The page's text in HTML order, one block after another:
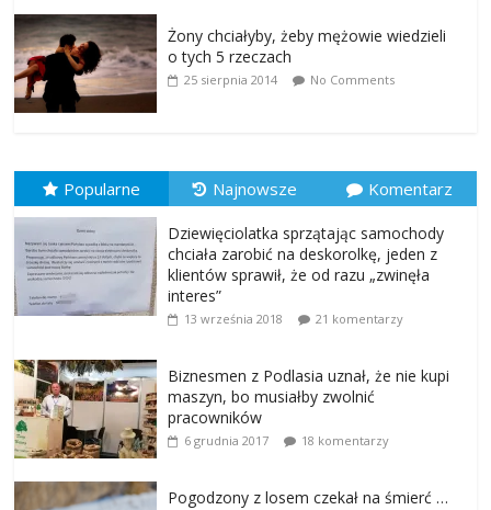
Żony chciałyby, żeby mężowie wiedzieli
o tych 5 rzeczach
25 sierpnia 2014 No Comments
Popularne Najnowsze Komentarz
Dziewięciolatka sprzątając samochody
chciała zarobić na deskorolkę, jeden z
klientów sprawił, że od razu „zwinęła
interes”
13 września 2018 21 komentarzy
Biznesmen z Podlasia uznał, że nie kupi
maszyn, bo musiałby zwolnić
pracowników
6 grudnia 2017 18 komentarzy
Pogodzony z losem czekał na śmierć …